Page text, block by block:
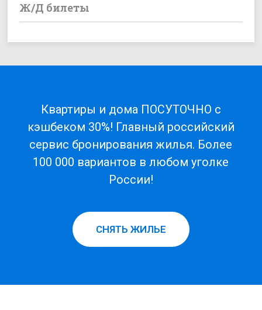
Ж/Д билеты
Квартиры и дома ПОСУТОЧНО с
кэшбеком 30%! Главный российский
сервис бронирования жилья. Более
100 000 вариантов в любом уголке
России!
СНЯТЬ ЖИЛЬЕ